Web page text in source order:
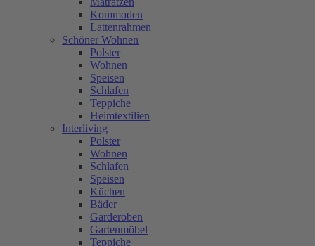
Kommoden
Lattenrahmen
Schöner Wohnen
Polster
Wohnen
Speisen
Schlafen
Teppiche
Heimtextilien
Interliving
Polster
Wohnen
Schlafen
Speisen
Küchen
Bäder
Garderoben
Gartenmöbel
Teppiche